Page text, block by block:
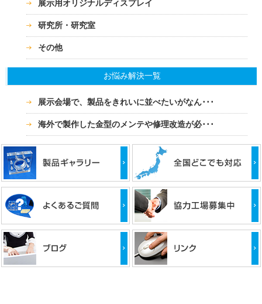
展示用オリジナルディスプレイ
研究所・研究室
その他
お悩み解決一覧
展示会場で、製品をきれいに並べたいがなん･･･
海外で製作した金型のメンテや修理改造が必･･･